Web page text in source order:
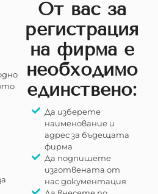
Oт вас за
регистрация
на фирма е
необходимо
единствено:
Да изберете
наименование и
адрес за бъдещата
фирма
Да подпишете
изготвената от
нас документация